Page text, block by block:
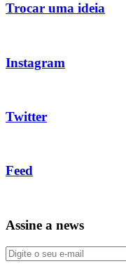
Trocar uma ideia
Instagram
Twitter
Feed
Assine a news